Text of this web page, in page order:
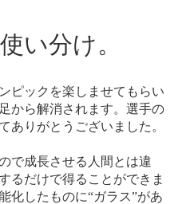
い分け。
ピックを楽しませてもらい
から解消されます。選手の
ありがとうございました。
で成長させる人間とは違
るだけで得ることができま
化したものに“ガラス”があ